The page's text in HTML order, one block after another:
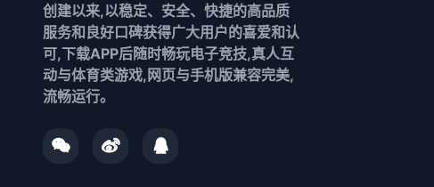
创建以来,以稳定、安全、快捷的高品质
服务和良好口碑获得广大用户的喜爱和认
可,下载APP后随时畅玩电子竞技,真人互
动与体育类游戏,网页与手机版兼容完美,
流畅运行。